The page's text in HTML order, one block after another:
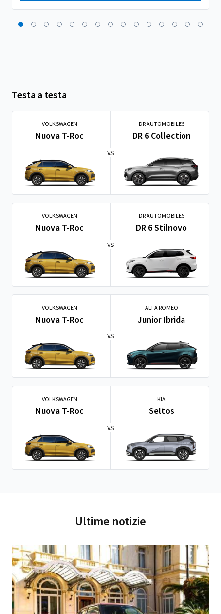
Testa a testa
VOLKSWAGEN
Nuova T-Roc
VS
DR AUTOMOBILES
DR 6 Collection
VOLKSWAGEN
Nuova T-Roc
VS
DR AUTOMOBILES
DR 6 Stilnovo
VOLKSWAGEN
Nuova T-Roc
VS
ALFA ROMEO
Junior Ibrida
VOLKSWAGEN
Nuova T-Roc
VS
KIA
Seltos
Ultime notizie